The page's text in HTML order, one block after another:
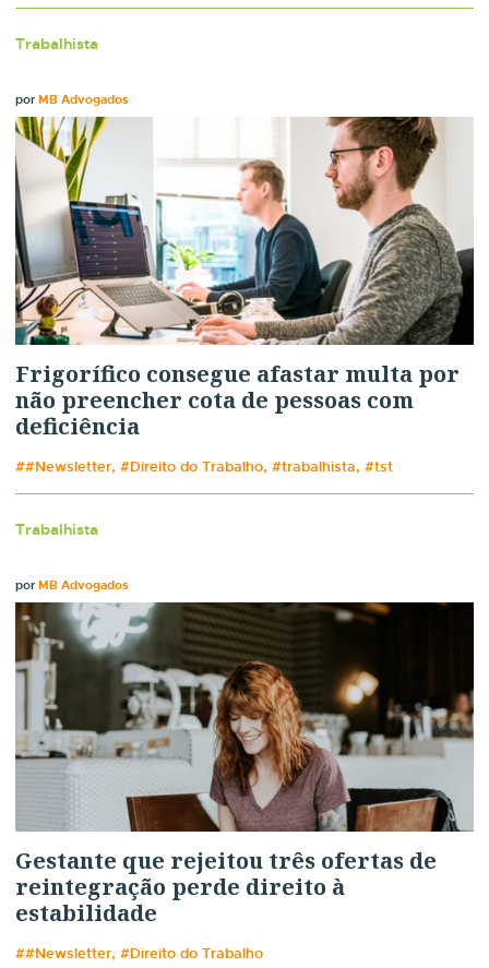
Trabalhista
porMB Advogados
Frigorífico consegue afastar multa por
não preencher cota de pessoas com
deficiência
##Newsletter, #Direito do Trabalho, #trabalhista, #tst
Trabalhista
porMB Advogados
Gestante que rejeitou três ofertas de
reintegração perde direito à
estabilidade
##Newsletter, #Direito do Trabalho